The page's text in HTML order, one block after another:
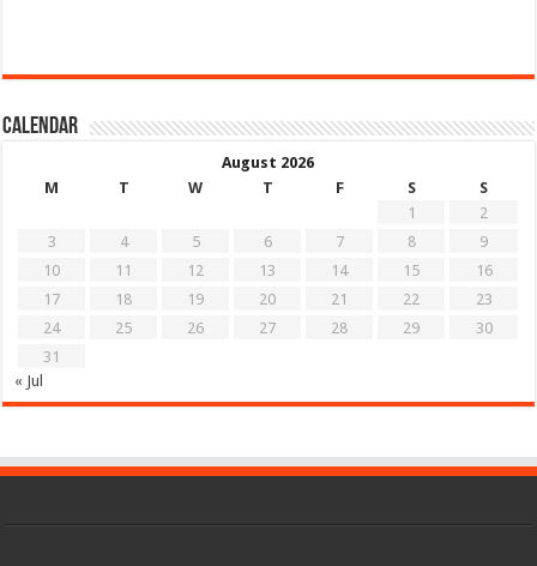
Calendar
August 2026
M
T W T F S
S
1
2
3
4 5 6 7 8
9
10
11 12 13 14 15
16
17
18 19 20 21 22
23
24
25 26 27 28 29
30
31
« Jul